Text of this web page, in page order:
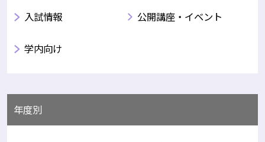
入試情報 公開講座・イベント
学内向け
年度別